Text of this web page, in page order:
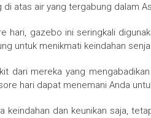
di atas air yang tergabung dalam
hari, gazebo ini seringkali
untuk menikmati keindahan
dari mereka yang
hari dapat menemani Anda
keindahan dan keunikan saja,